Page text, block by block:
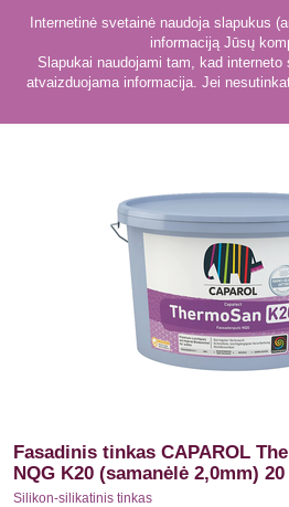
Internetinė svetainė naudoja slapukus
informaciją Jūsų
Slapukai naudojami tam, kad
atvaizduojama informacija. Jei
Silikon-silikatinis tinkas
Fasadinis tinkas CAPAROL
NQG K20 (samanėlė 2,0mm)
Silikon-silikatinis tinkas